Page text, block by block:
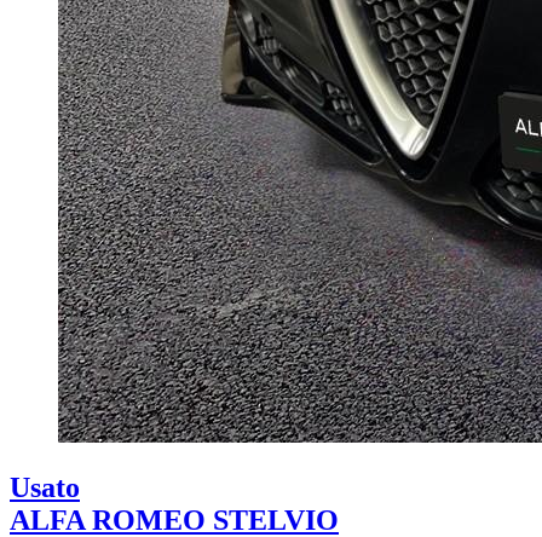
Usato
ALFA ROMEO STELVIO